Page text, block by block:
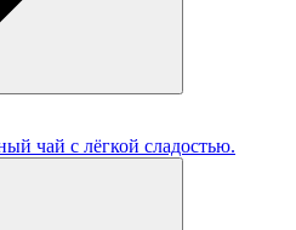
чай с лёгкой сладостью.